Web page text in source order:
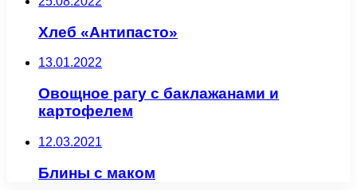
Хлеб «Антипасто»
13.01.2022
Овощное рагу с баклажанами и
картофелем
12.03.2021
Блины с маком